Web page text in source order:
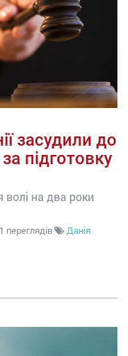
засудили до
підготовку
волі на два роки
переглядів
Данія